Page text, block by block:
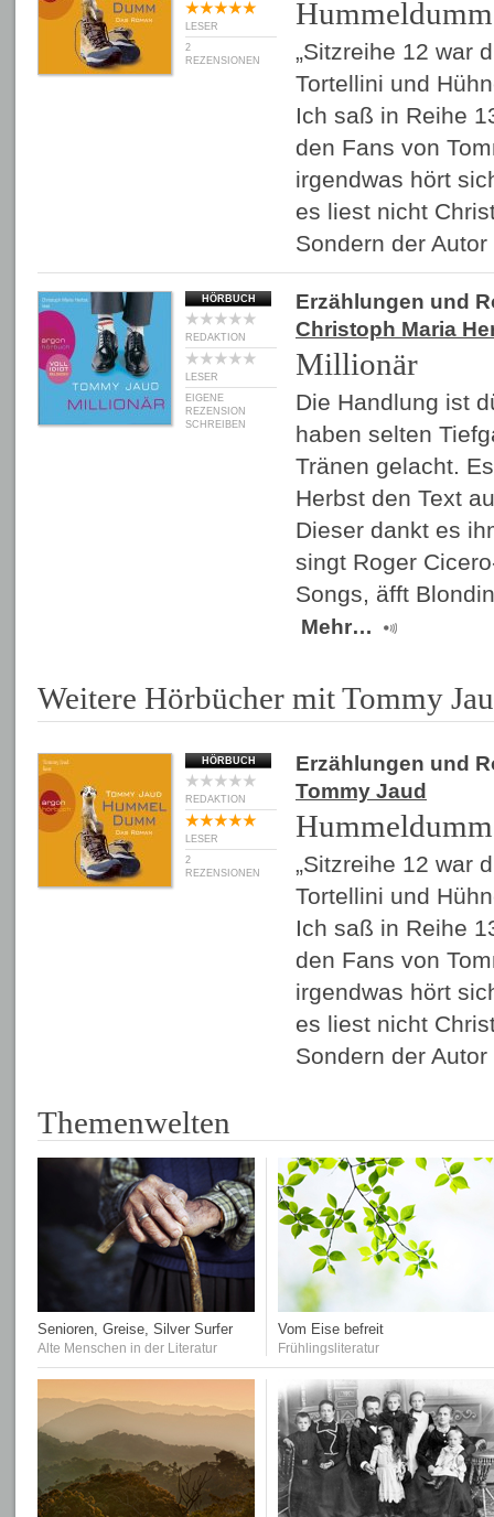
LESER
2
REZENSIONEN
Hummeldumm
„Sitzreihe 12 war
Tortellini und
Ich saß in Reihe
den Fans von
irgendwas hört
es liest nicht
Sondern der
HÖRBUCH
REDAKTION
LESER
EIGENE
REZENSION
SCHREIBEN
Erzählungen und
Christoph Maria
Millionär
Die Handlung ist
haben selten
Tränen gelacht.
Herbst den Text
Dieser dankt es
singt Roger
Songs, äfft
Mehr…
Weitere Hörbücher mit Tommy
HÖRBUCH
REDAKTION
LESER
2
REZENSIONEN
Erzählungen und
Tommy Jaud
Hummeldumm
„Sitzreihe 12 war
Tortellini und
Ich saß in Reihe
den Fans von
irgendwas hört
es liest nicht
Sondern der
Themenwelten
Senioren, Greise, Silver Surfer
Alte Menschen in der Literatur
Vom Eise befreit
Frühlingsliteratur